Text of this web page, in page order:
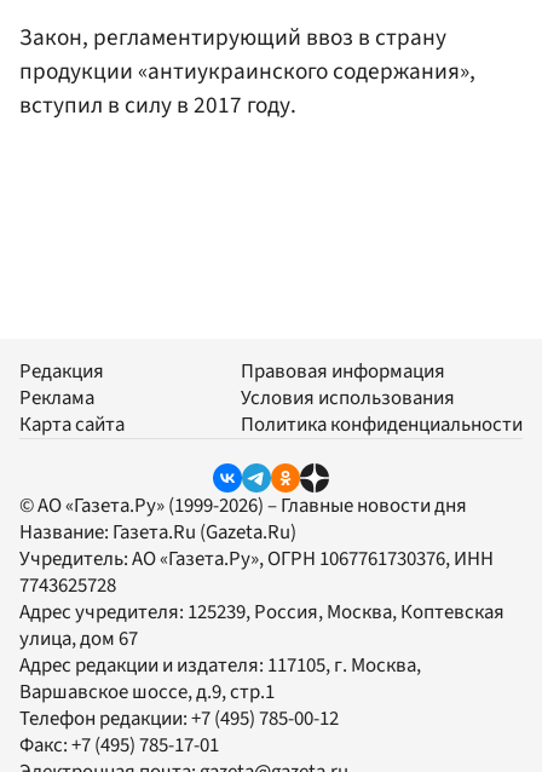
Закон, регламентирующий ввоз в страну
продукции «антиукраинского содержания»,
вступил в силу в 2017 году.
Редакция
Реклама
Карта сайта
Правовая информация
Условия использования
Политика конфиденциальности
© АО «Газета.Ру» (1999-2026) – Главные новости дня
Название: Газета.Ru (Gazeta.Ru)
Учредитель:АО «Газета.Ру», ОГРН 1067761730376, ИНН
7743625728
Адрес учредителя: 125239, Россия, Москва, Коптевская
улица, дом 67
Адрес редакции и издателя: 117105, г. Москва,
Варшавское шоссе, д.9, стр.1
Телефон редакции:+7 (495) 785-00-12
Факс:+7 (495) 785-17-01